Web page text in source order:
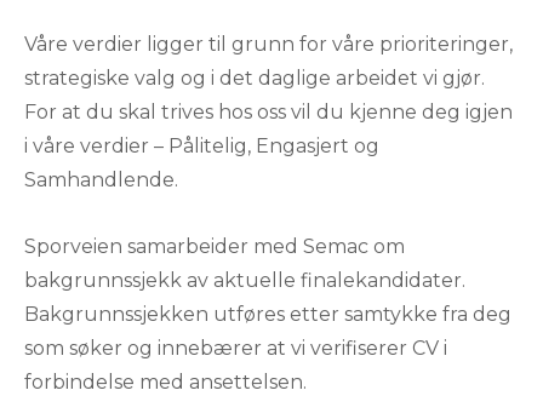
Våre verdier ligger til grunn for våre prioriteringer,
strategiske valg og i det daglige arbeidet vi gjør.
For at du skal trives hos oss vil du kjenne deg igjen
i våre verdier – Pålitelig, Engasjert og
Samhandlende.
Sporveien samarbeider med Semac om
bakgrunnssjekk av aktuelle finalekandidater.
Bakgrunnssjekken utføres etter samtykke fra deg
som søker og innebærer at vi verifiserer CV i
forbindelse med ansettelsen.